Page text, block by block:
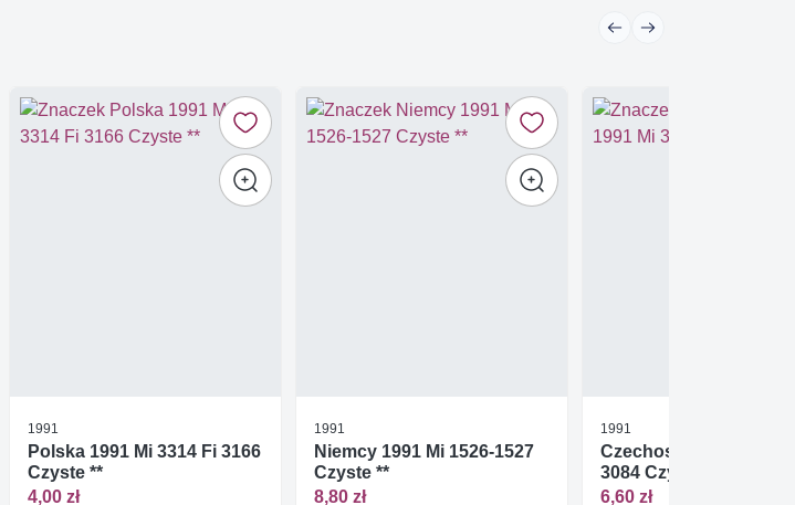
1991
Polska 1991 Mi 3314 Fi 3166
Czyste **
4,00 zł
1991
Niemcy 1991 Mi 1526-1527
Czyste **
8,80 zł
1991
Czechosłowacja 1991
3084 Czyste **
6,60 zł